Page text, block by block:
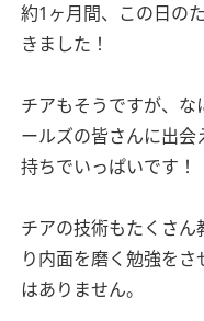
約1ヶ月間、この日の
きました！
チアもそうですが、
ールズの皆さんに出
持ちでいっぱいです！
チアの技術もたくさん
り内面を磨く勉強を
はありません。